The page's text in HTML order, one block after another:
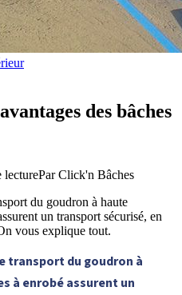
des bâches
lecturePar Click'n Bâches
du goudron à haute
un transport sécurisé, en
vous explique tout.
transport du goudron à
à enrobé assurent un